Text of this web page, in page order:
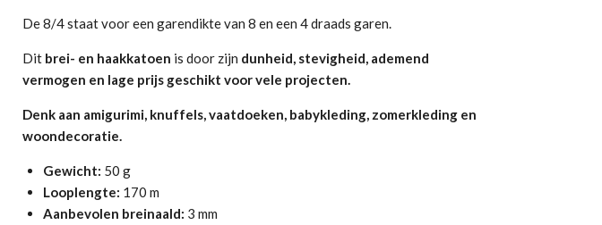
De 8/4 staat voor een garendikte van 8 en een 4 draads garen.
Dit brei- en haakkatoen is door zijn dunheid, stevigheid, ademend
vermogen en lage prijs geschikt voor vele projecten.
Denk aan amigurimi, knuffels, vaatdoeken, babykleding, zomerkleding en
woondecoratie.
Gewicht: 50 g
Looplengte: 170 m
Aanbevolen breinaald: 3 mm